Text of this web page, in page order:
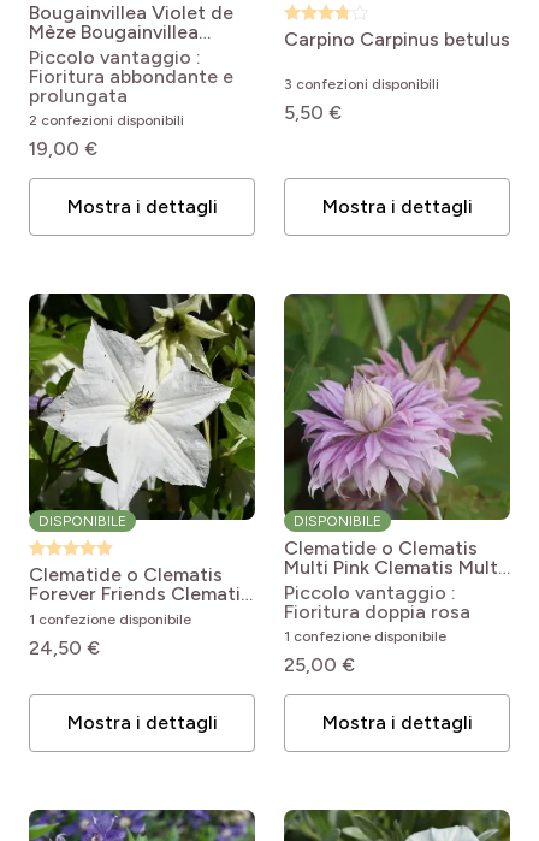
Bougainvillea Violet de
Mèze Bougainvillea
spectabilis x glabra
Violet de mèze
Piccolo vantaggio :
Fioritura abbondante e
prolungata
2 confezioni disponibili
19,00 €
Mostra i dettagli
Carpino Carpinus betulus
3 confezioni disponibili
5,50 €
Mostra i dettagli
DISPONIBILE
Clematide o Clematis
Forever Friends Clematis
jackmanii Forever Friends
'Zofofri'
1 confezione disponibile
24,50 €
Mostra i dettagli
DISPONIBILE
Clematide o Clematis
Multi Pink Clematis Multi
Pink ('ST17333')
Piccolo vantaggio :
Fioritura doppia rosa
1 confezione disponibile
25,00 €
Mostra i dettagli